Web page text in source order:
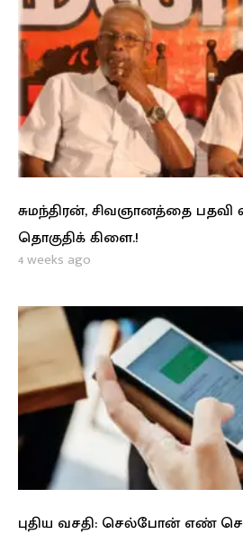
சுமந்திரன், சிவஞானத்தை
தொகுதிக் கிளை.!
4 weeks ago
புதிய வசதி: செல்போன் எண்